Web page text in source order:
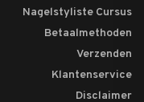
Nagelstyliste Cursus
Betaalmethoden
Verzenden
Klantenservice
Disclaimer